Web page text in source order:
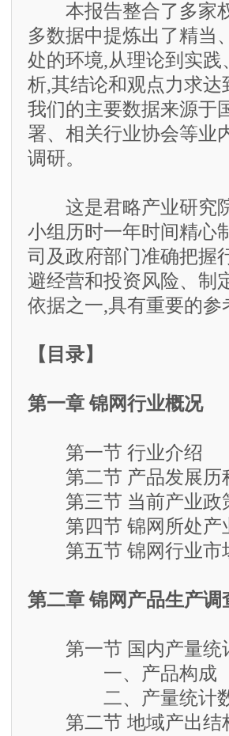
本报告整合了多家权
多数据中提炼出了精当
处的环境,从理论到实
析,其结论和观点力求
我们的主要数据来源于
署、相关行业协会等业
调研。
这是君略产业研究院
小组历时一年时间精心
司及政府部门准确把握
避经营和投资风险、制
依据之一,具有重要的参
【目录】
第一章 锦网行业概况
第一节 行业介绍
第二节 产品发展历
第三节 当前产业政
第四节 锦网所处产
第五节 锦网行业市
第二章 锦网产品生产调
第一节 国内产量统
一、产品构成
二、产量统计
第二节 地域产出结